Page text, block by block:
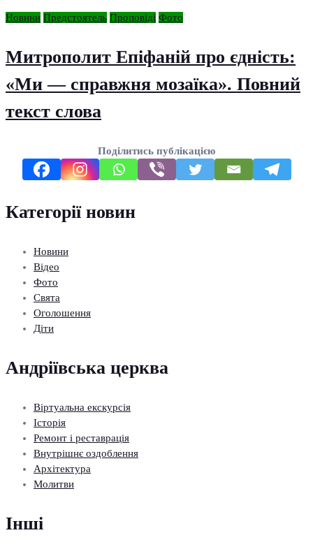
Новини Предстоятель Проповіді Фото
Митрополит Епіфаній про єдність:
«Ми — справжня мозаїка». Повний
текст слова
Поділитись публікацією
Категорії новин
Новини
Відео
Фото
Свята
Оголошення
Діти
Андріївська церква
Віртуальна екскурсія
Історія
Ремонт і реставрація
Внутрішнє оздоблення
Архітектура
Молитви
Інші